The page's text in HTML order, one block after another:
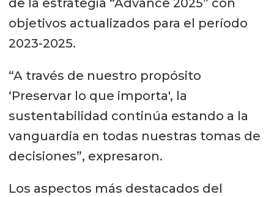
de la estrategia “Advance 2025” con
objetivos actualizados para el período
2023-2025.
“A través de nuestro propósito
‘Preservar lo que importa', la
sustentabilidad continúa estando a la
vanguardia en todas nuestras tomas de
decisiones”, expresaron.
Los aspectos más destacados del